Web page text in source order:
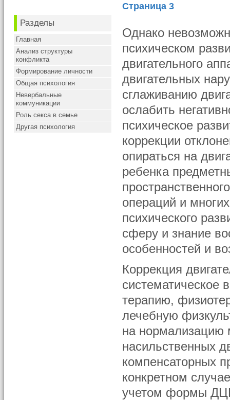
Разделы
Главная
Анализ структуры
конфликта
Формирование личности
Общая психология
Невербальные
коммуникации
Роль секса в семье
Другая психология
Страница 3
Однако
психическом
двигательного
двигательных
сглаживанию
ослабить
психическое
коррекции
опираться на
ребенка
операций и
психического
сферу и знание
особенностей и
Коррекция
систематическое
терапию,
лечебную
на нормализацию
насильственных
компенсаторных
конкретном
учетом формы